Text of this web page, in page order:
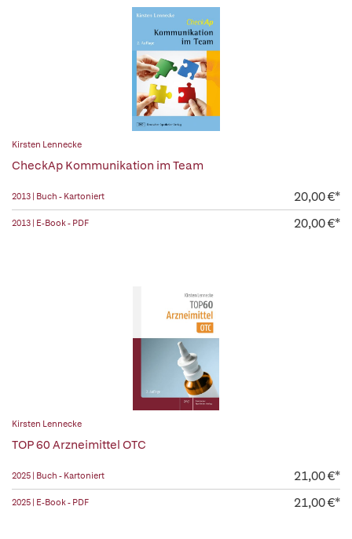
Kirsten Lennecke
CheckAp Kommunikation im Team
2013 | Buch - Kartoniert 20,00 €*
2013 | E-Book - PDF 20,00 €*
Kirsten Lennecke
TOP 60 Arzneimittel OTC
2025 | Buch - Kartoniert 21,00 €*
2025 | E-Book - PDF 21,00 €*